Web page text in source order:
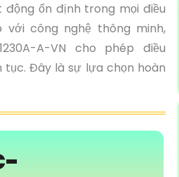
ổn định trong mọi điều
với công nghệ thông minh,
A-VN cho phép điều
Đây là sự lựa chọn hoàn